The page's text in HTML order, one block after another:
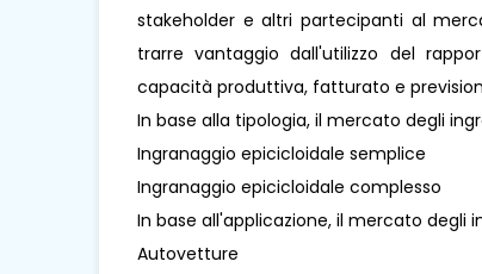
stakeholder e altri partecipanti al
trarre vantaggio dall'utilizzo del
capacità produttiva, fatturato e
In base alla tipologia, il mercato degli
Ingranaggio epicicloidale semplice
Ingranaggio epicicloidale complesso
In base all'applicazione, il mercato degli
Autovetture